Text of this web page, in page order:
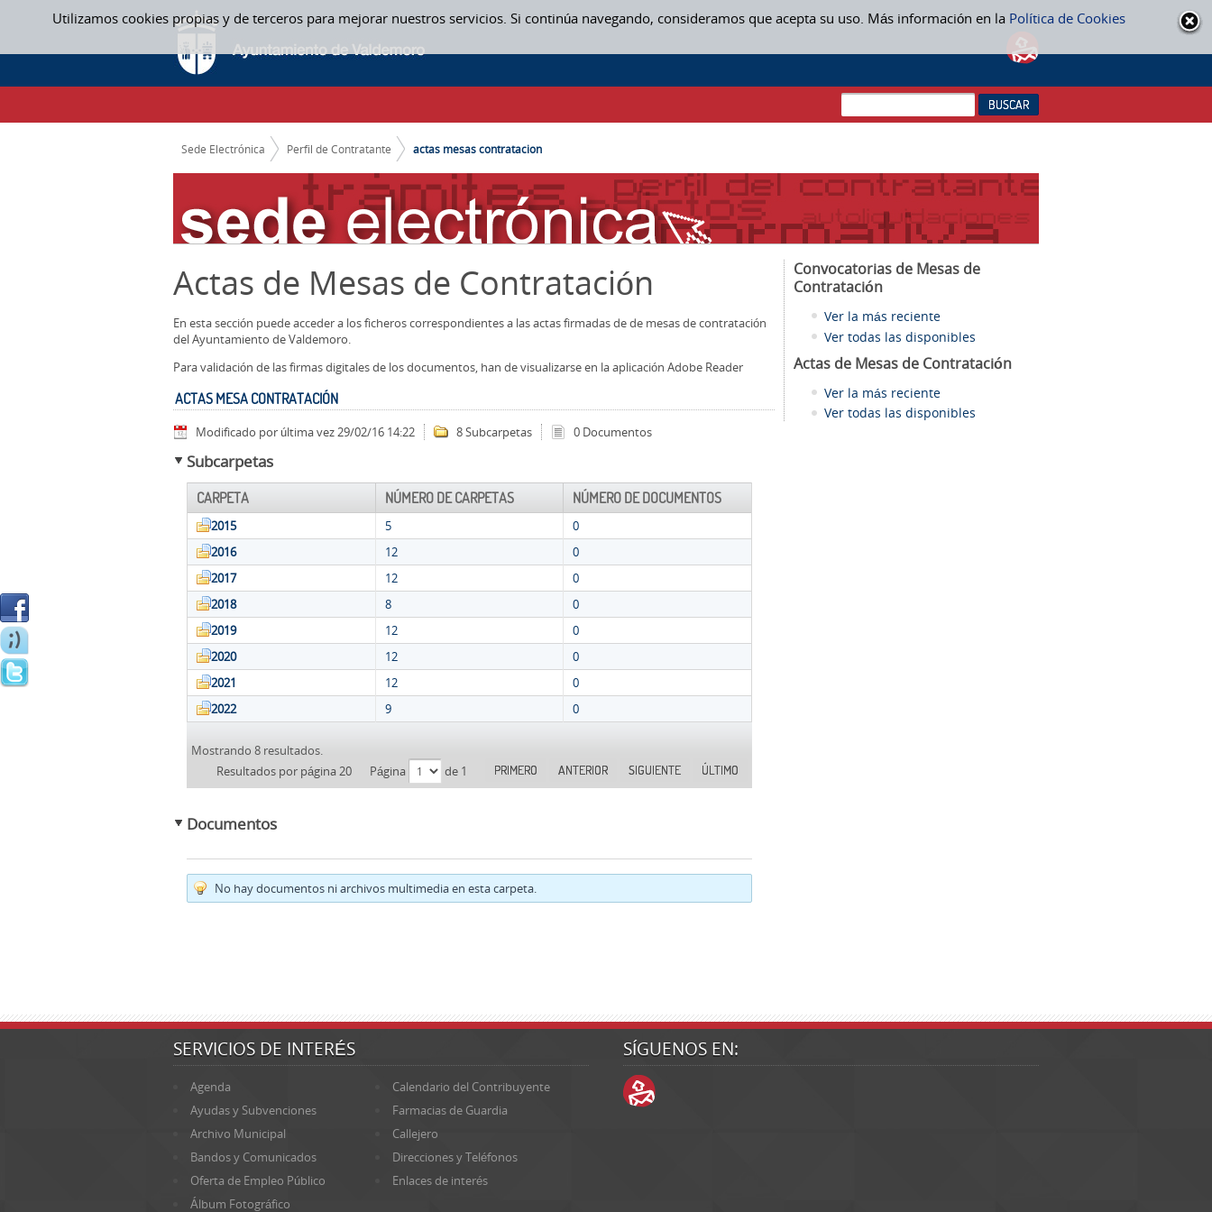
Utilizamos cookies propias y de terceros para mejorar nuestros servicios. Si continúa navegando, consideramos que acepta su uso. Más información en la Política de Cookies
Saltar al contenido
ACTAS MESA CONTRATACIÓN - ACTAS MESAS CONTRATACION
CAMINO DE MIGAS
Sede Electrónica Perfil de Contratante actas mesas contratacion
Actas de Mesas de Contratación
En esta sección puede acceder a los ficheros correspondientes a las actas firmadas de de mesas de contratación
del Ayuntamiento de Valdemoro.
Para validación de las firmas digitales de los documentos, han de visualizarse en la aplicación Adobe Reader
ACTAS MESA CONTRATACIÓN
Modificado por última vez 29/02/16 14:22 8 Subcarpetas 0 Documentos
Subcarpetas
CARPETA NÚMERO DE CARPETAS NÚMERO DE DOCUMENTOS
2015 5
0
2016
12
0
2017
12
0
2018
8
0
2019
12
0
2020
12
0
2021
12
0
2022
9 0
Mostrando 8 resultados.
Resultados por página 20
Página de 1 PRIMERO ANTERIOR SIGUIENTE ÚLTIMO
Documentos
No hay documentos ni archivos multimedia en esta carpeta.
Convocatorias de Mesas de
Contratación
Ver la más reciente
Ver todas las disponibles
Actas de Mesas de Contratación
Ver la más reciente
Ver todas las disponibles
SERVICIOS DE INTERÉS
Agenda
Calendario del Contribuyente
Ayudas y Subvenciones
Farmacias de Guardia
Archivo Municipal
Callejero
Bandos y Comunicados
Direcciones y Teléfonos
Oferta de Empleo Público
Enlaces de interés
Álbum Fotográfico
SÍGUENOS EN: